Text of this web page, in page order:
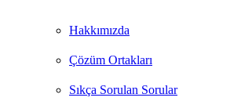
Hakkımızda
Çözüm Ortakları
Sıkça Sorulan Sorular